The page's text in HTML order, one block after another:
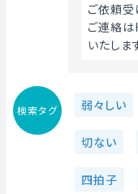
ご依頼受
ご連絡は
いたしま
検索タグ 弱々しい
切ない
四拍子